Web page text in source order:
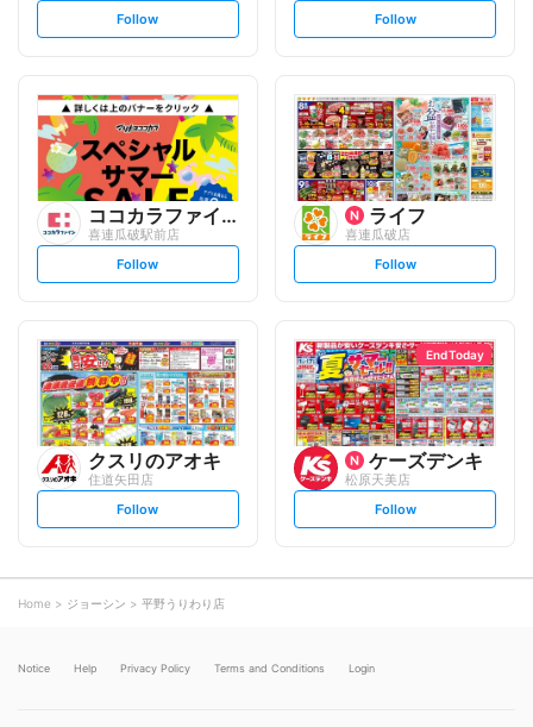
s
l
o
w
Follow
s
l
o
w
Follow
ココカラファイン
喜連瓜破駅前店
s
l
o
w
Follow
ライフ
喜連瓜破店
s
l
o
w
Follow
クスリのアオキ
住道矢田店
s
l
o
w
Follow
End Today
ケーズデンキ
松原天美店
s
l
Follow
Home ジョーシン 平野うりわり店
Notice Help Privacy Policy Terms and Conditions Login